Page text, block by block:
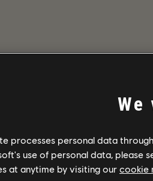
processes personal data
use of personal data, please
at anytime by visiting our cookie